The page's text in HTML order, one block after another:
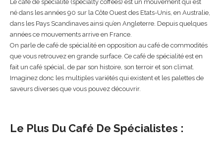
Le café de spécialité (specialty coffees) est un mouvement qui est
né dans les années 90 sur la Côte Ouest des Etats-Unis, en Australie,
dans les Pays Scandinaves ainsi qu’en Angleterre. Depuis quelques
années ce mouvements arrive en France.
On parle de café de spécialité en opposition au café de commodités
que vous retrouvez en grande surface. Ce café de spécialité est en
fait un café spécial, de par son histoire, son terroir et son climat.
Imaginez donc les multiples variétés qui existent et les palettes de
saveurs diverses que vous pouvez découvrir.
Le Plus Du Café De Spécialistes :